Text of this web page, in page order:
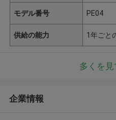
モデル番号 PE04
供給の能力 1年ごと
多くを
企業情報